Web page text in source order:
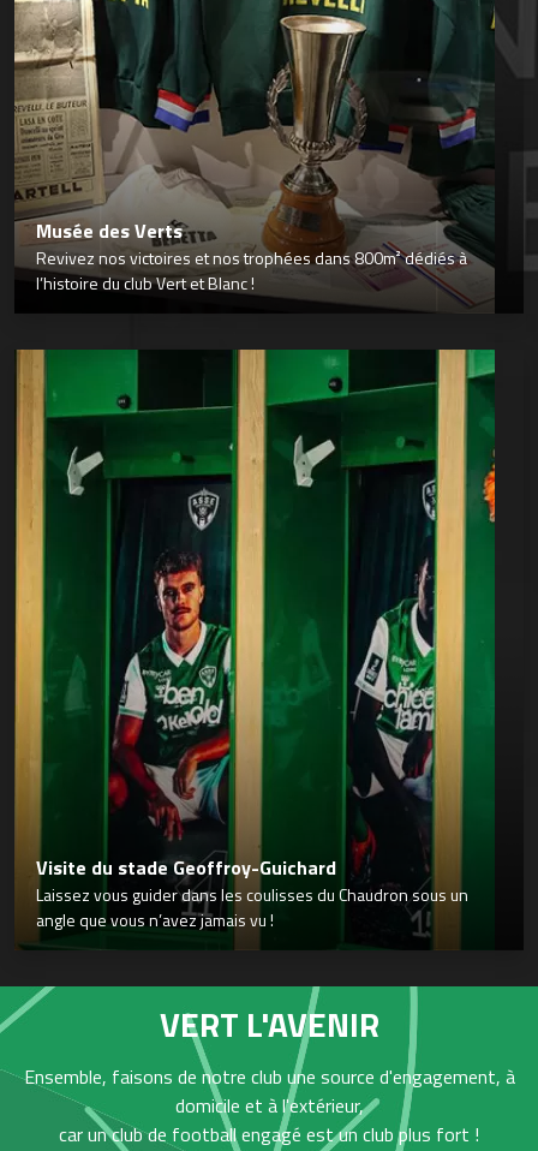
Musée des Verts
Revivez nos victoires et nos trophées dans 800m² dédiés à
l’histoire du club Vert et Blanc !
Visite du stade Geoffroy-Guichard
Laissez vous guider dans les coulisses du Chaudron sous un
angle que vous n’avez jamais vu !
VERT L'AVENIR
Ensemble, faisons de notre club une source d'engagement, à
domicile et à l'extérieur,
car un club de football engagé est un club plus fort !